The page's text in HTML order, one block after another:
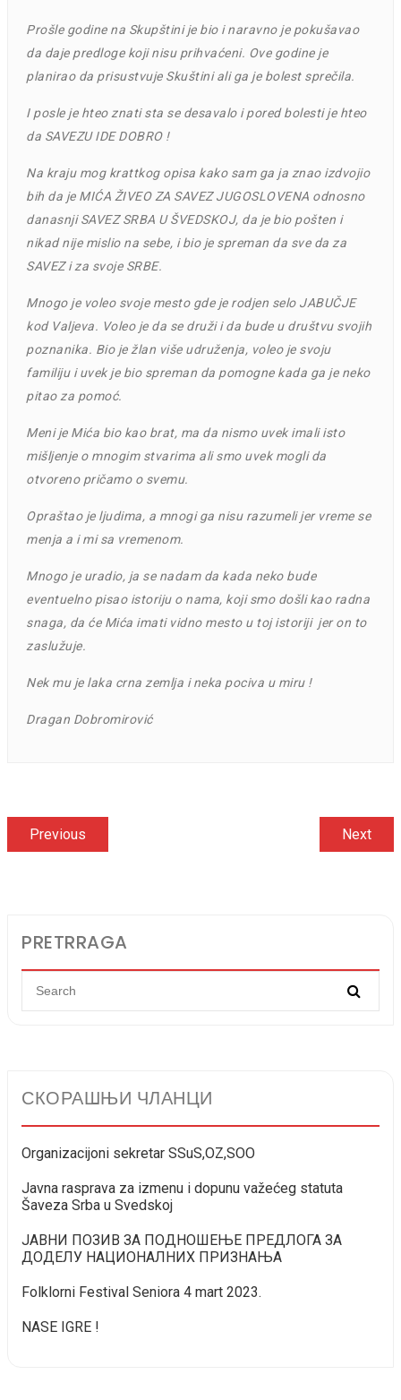
Prošle godine na Skupštini je bio i naravno je pokušavao
da daje predloge koji nisu prihvaćeni. Ove godine je
planirao da prisustvuje Skuštini ali ga je bolest sprečila.
I posle je hteo znati sta se desavalo i pored bolesti je hteo
da SAVEZU IDE DOBRO !
Na kraju mog krattkog opisa kako sam ga ja znao izdvojio
bih da je MIĆA ŽIVEO ZA SAVEZ JUGOSLOVENA odnosno
danasnji SAVEZ SRBA U ŠVEDSKOJ, da je bio pošten i
nikad nije mislio na sebe, i bio je spreman da sve da za
SAVEZ i za svoje SRBE.
Mnogo je voleo svoje mesto gde je rodjen selo JABUČJE
kod Valjeva. Voleo je da se druži i da bude u društvu svojih
poznanika. Bio je žlan više udruženja, voleo je svoju
familiju i uvek je bio spreman da pomogne kada ga je neko
pitao za pomoć.
Meni je Mića bio kao brat, ma da nismo uvek imali isto
mišljenje o mnogim stvarima ali smo uvek mogli da
otvoreno pričamo o svemu.
Opraštao je ljudima, a mnogi ga nisu razumeli jer vreme se
menja a i mi sa vremenom.
Mnogo je uradio, ja se nadam da kada neko bude
eventuelno pisao istoriju o nama, koji smo došli kao radna
snaga, da će Mića imati vidno mesto u toj istoriji jer on to
zaslužuje.
Nek mu je laka crna zemlja i neka pociva u miru !
Dragan Dobromirović
Кретање
Previous
post:
Next
PRETRRAGA
СКОРАШЊИ ЧЛАНЦИ
Organizacijoni sekretar SSuS,OZ,SOO
Javna rasprava za izmenu i dopunu važećeg statuta
Šaveza Srba u Svedskoj
ЈАВНИ ПОЗИВ ЗА ПОДНОШЕЊЕ ПРЕДЛОГА ЗА
ДОДЕЛУ НАЦИОНАЛНИХ ПРИЗНАЊА
Folklorni Festival Seniora 4 mart 2023.
NASE IGRE !